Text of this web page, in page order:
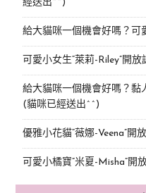
經送出^^)
給大貓咪一個機會好嗎？可
可愛小女生“萊莉-Riley”開
給大貓咪一個機會好嗎？黏
(貓咪已經送出^^)
優雅小花貓“薇娜-Veena”開
可愛小橘寶”米夏-Misha”開